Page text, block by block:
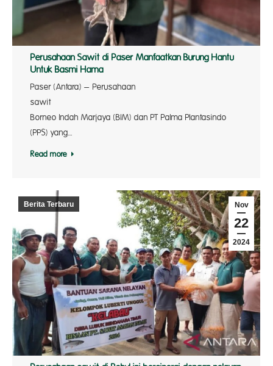
Perusahaan Sawit di Paser Manfaatkan Burung Hantu
Untuk Basmi Hama
Paser (Antara) – Perusahaan
Borneo Indah Marjaya (BIM) dan PT Palma Plantasindo
(PPS) yang…
Read more
Nov
22
2024
Berita Terbaru